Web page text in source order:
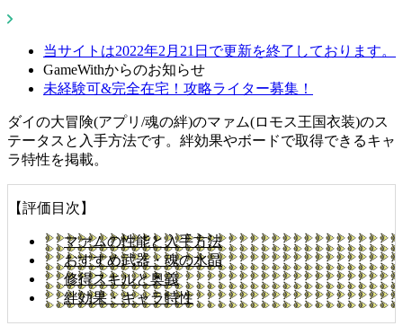
当サイトは2022年2月21日で更新を終了しております。
GameWithからのお知らせ
未経験可&完全在宅！攻略ライター募集！
ダイの大冒険(アプリ/魂の絆)のマァム(ロモス王国衣装)のス
テータスと入手方法です。絆効果やボードで取得できるキャ
ラ特性を掲載。
【評価目次】
マァムの性能と入手方法
おすすめ武器・魂の水晶
修得スキルと奥義
絆効果・キャラ特性